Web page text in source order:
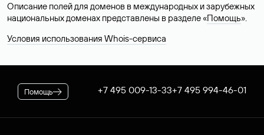
Описание полей для доменов в международных и зарубежных
национальных доменах представлены в разделе «Помощь».
Условия использования Whois-сервиса
Помощь +7 495 009-13-33+7 495 994-46-01